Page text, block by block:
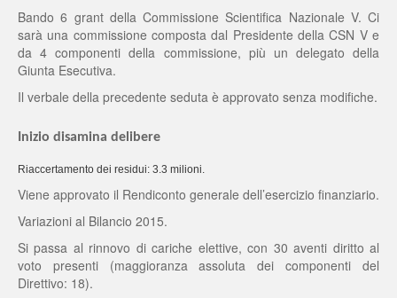
Bando 6 grant della Commissione Scientifica Nazionale V. Ci
sarà una commissione composta dal Presidente della CSN V e
da 4 componenti della commissione, più un delegato della
Giunta Esecutiva.
Il verbale della precedente seduta è approvato senza modifiche.
Inizio disamina delibere
Riaccertamento dei residui: 3.3 milioni.
Viene approvato il Rendiconto generale dell’esercizio finanziario.
Variazioni al Bilancio 2015.
Si passa al rinnovo di cariche elettive, con 30 aventi diritto al
voto presenti (maggioranza assoluta dei componenti del
Direttivo: 18).